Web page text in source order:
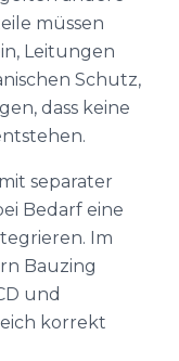
müssen
Leitungen
Schutz,
dass keine
separater
Bedarf eine
Im
Bauzing
und
korrekt